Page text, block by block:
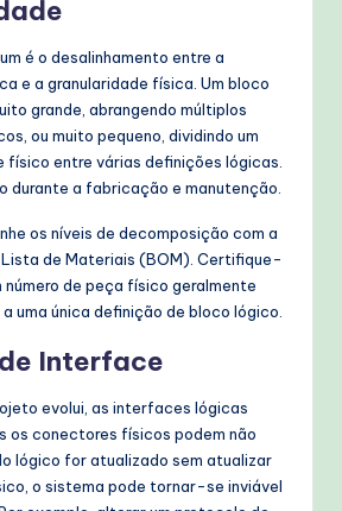
é o desalinhamento entre a
e a granularidade física. Um bloco
grande, abrangendo múltiplos
ou muito pequeno, dividindo um
físico entre várias definições lógicas.
durante a fabricação e manutenção.
os níveis de decomposição com a
de Materiais (BOM). Certifique-
número de peça físico geralmente
uma única definição de bloco lógico.
Interface
evolui, as interfaces lógicas
os conectores físicos podem não
lógico for atualizado sem atualizar
o sistema pode tornar-se inviável